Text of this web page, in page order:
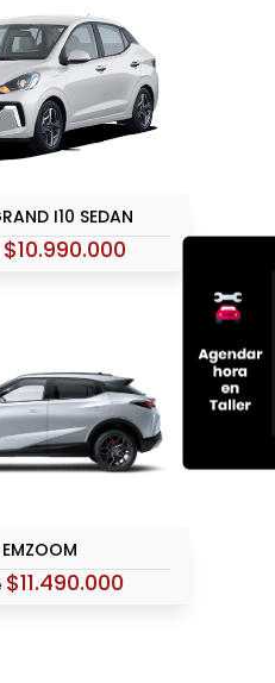
I10 SEDAN
$10.990.000
EMZOOM
$11.490.000